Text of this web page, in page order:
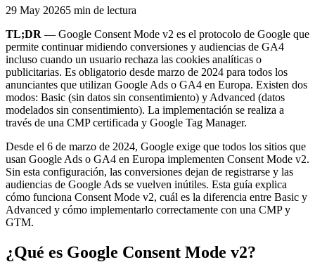
29 May 20265 min de lectura
TL;DR — Google Consent Mode v2 es el protocolo de Google que
permite continuar midiendo conversiones y audiencias de GA4
incluso cuando un usuario rechaza las cookies analíticas o
publicitarias. Es obligatorio desde marzo de 2024 para todos los
anunciantes que utilizan Google Ads o GA4 en Europa. Existen dos
modos: Basic (sin datos sin consentimiento) y Advanced (datos
modelados sin consentimiento). La implementación se realiza a
través de una CMP certificada y Google Tag Manager.
Desde el 6 de marzo de 2024, Google exige que todos los sitios que
usan Google Ads o GA4 en Europa implementen Consent Mode v2.
Sin esta configuración, las conversiones dejan de registrarse y las
audiencias de Google Ads se vuelven inútiles. Esta guía explica
cómo funciona Consent Mode v2, cuál es la diferencia entre Basic y
Advanced y cómo implementarlo correctamente con una CMP y
GTM.
¿Qué es Google Consent Mode v2?